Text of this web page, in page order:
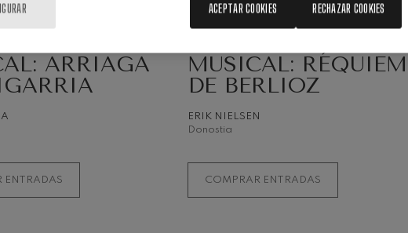
ARRIAGA
ENTRADAS
MUSICAL: RÉQUIEM
DE BERLIOZ
ERIK NIELSEN
Donostia
COMPRAR ENTRADAS
Mozart: Concierto para
Mozart
RECHAZAR COOKIES
ACEPTAR COOKIES